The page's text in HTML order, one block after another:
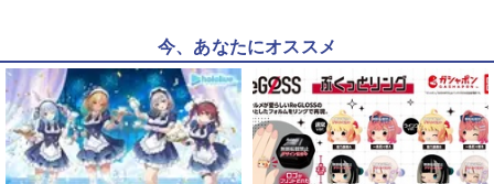
今、あなたにオススメ